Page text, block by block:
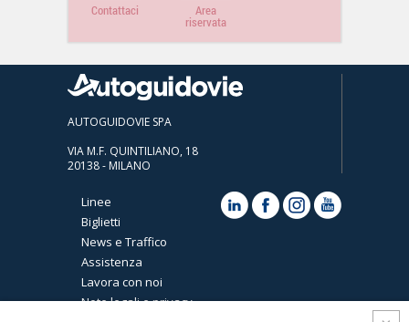
Contattaci Area
riservata
AUTOGUIDOVIE SPA
VIA M.F. QUINTILIANO, 18
20138 - MILANO
Linee
Biglietti
News e Traffico
Assistenza
Lavora con noi
Note legali e privacy